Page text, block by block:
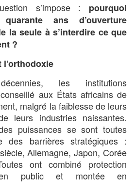
s’impose : pourquoi
ans d’ouverture
la seule à s’interdire ce que
?
l’orthodoxie
les institutions
aux États africains de
malgré la faiblesse de leurs
leurs industries naissantes.
puissances se sont toutes
des barrières stratégiques :
Allemagne, Japon, Corée
ont combiné protection
public et montée en